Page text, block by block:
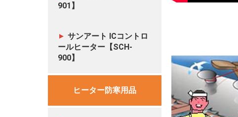
901】
サンアート ICコントロ
ールヒーター【SCH-
900】
ヒーター防寒用品